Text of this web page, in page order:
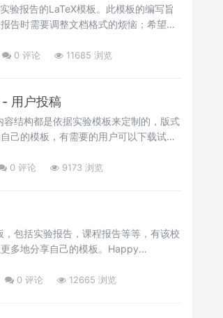
验报告的LaTeX模板。此模板的编写旨
告时需要调整文档格式的烦恼；希望达
学子推广使用LaTeX的一个契机。
0 评论 11685 浏览
用户投稿
结构都是依据实验模板来定制的，版式
己的模板，有需要的用户可以下载试用
0 评论 9173 浏览
包括实验报告，课程报告等等，有该校
多地分享自己的模板。Happy
0 评论 12665 浏览